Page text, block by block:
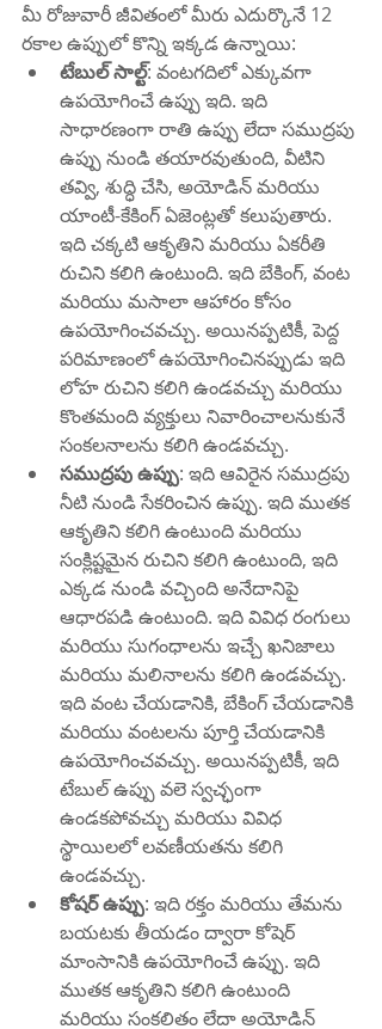
మీ రోజువారీ జీవితంలో మీరు ఎదుర్కొనే 12
రకాల ఉప్పులో కొన్ని ఇక్కడ ఉన్నాయి:
టేబుల్ సాల్ట్: వంటగదిలో ఎక్కువగా
ఉపయోగించే ఉప్పు ఇది. ఇది
సాధారణంగా రాతి ఉప్పు లేదా సముద్రపు
ఉప్పు నుండి తయారవుతుంది, వీటిని
తవ్వి, శుద్ధి చేసి, అయోడిన్ మరియు
యాంటీ-కేకింగ్ ఏజెంట్లతో కలుపుతారు.
ఇది చక్కటి ఆకృతిని మరియు ఏకరీతి
రుచిని కలిగి ఉంటుంది. ఇది బేకింగ్, వంట
మరియు మసాలా ఆహారం కోసం
ఉపయోగించవచ్చు. అయినప్పటికీ, పెద్ద
పరిమాణంలో ఉపయోగించినప్పుడు ఇది
లోహ రుచిని కలిగి ఉండవచ్చు మరియు
కొంతమంది వ్యక్తులు నివారించాలనుకునే
సంకలనాలను కలిగి ఉండవచ్చు.
సముద్రపు ఉప్పు: ఇది ఆవిరైన సముద్రపు
నీటి నుండి సేకరించిన ఉప్పు. ఇది ముతక
ఆకృతిని కలిగి ఉంటుంది మరియు
సంక్లిష్టమైన రుచిని కలిగి ఉంటుంది, ఇది
ఎక్కడ నుండి వచ్చింది అనేదానిపై
ఆధారపడి ఉంటుంది. ఇది వివిధ రంగులు
మరియు సుగంధాలను ఇచ్చే ఖనిజాలు
మరియు మలినాలను కలిగి ఉండవచ్చు.
ఇది వంట చేయడానికి, బేకింగ్ చేయడానికి
మరియు వంటలను పూర్తి చేయడానికి
ఉపయోగించవచ్చు. అయినప్పటికీ, ఇది
టేబుల్ ఉప్పు వలె స్వచ్ఛంగా
ఉండకపోవచ్చు మరియు వివిధ
స్థాయిలలో లవణీయతను కలిగి
ఉండవచ్చు.
కోషర్ ఉప్పు: ఇది రక్తం మరియు తేమను
బయటకు తీయడం ద్వారా కోషెర్
మాంసానికి ఉపయోగించే ఉప్పు. ఇది
ముతక ఆకృతిని కలిగి ఉంటుంది
మరియు సంకలితం లేదా అయోడిన్